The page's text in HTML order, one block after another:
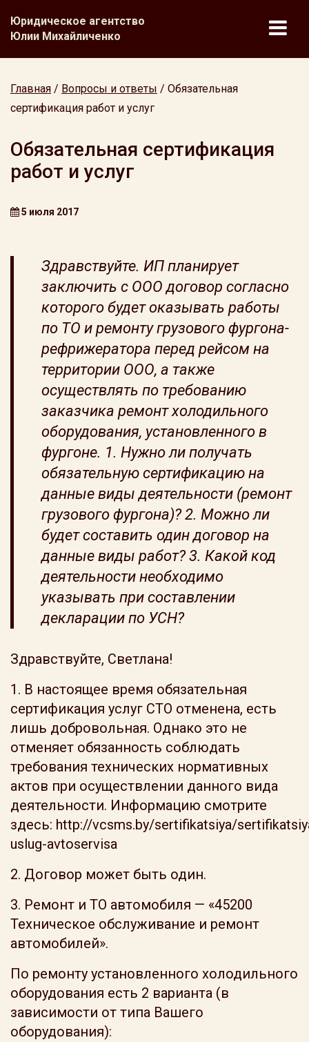
Юридическое агентство
Юлии Михайличенко
Главная / Вопросы и ответы / Обязательная
сертификация работ и услуг
Обязательная сертификация
работ и услуг
5 июля 2017
Здравствуйте. ИП планирует
заключить с ООО договор согласно
которого будет оказывать работы
по ТО и ремонту грузового фургона-
рефрижератора перед рейсом на
территории ООО, а также
осуществлять по требованию
заказчика ремонт холодильного
оборудования, установленного в
фургоне. 1. Нужно ли получать
обязательную сертификацию на
данные виды деятельности (ремонт
грузового фургона)? 2. Можно ли
будет составить один договор на
данные виды работ? 3. Какой код
деятельности необходимо
указывать при составлении
декларации по УСН?
Здравствуйте, Светлана!
1. В настоящее время обязательная
сертификация услуг СТО отменена, есть
лишь добровольная. Однако это не
отменяет обязанность соблюдать
требования технических нормативных
актов при осуществлении данного вида
деятельности. Информацию смотрите
здесь: http://vcsms.by/sertifikatsiya/
uslug-avtoservisa
2. Договор может быть один.
3. Ремонт и ТО автомобиля — «45200
Техническое обслуживание и ремонт
автомобилей».
По ремонту установленного холодильного
оборудования есть 2 варианта (в
зависимости от типа Вашего
оборудования):